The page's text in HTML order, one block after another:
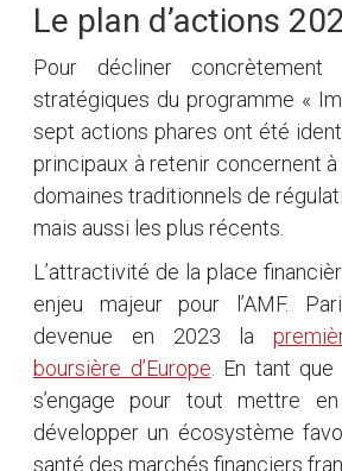
Le plan d’actions
Pour décliner concrètement
stratégiques du programme «
sept actions phares ont été
principaux à retenir concernent
domaines traditionnels de
mais aussi les plus récents.
L’attractivité de la place
enjeu majeur pour l’AMF.
devenue en 2023 la
boursière d’Europe . En tant
s’engage pour tout mettre
développer un écosystème
santé des marchés financiers